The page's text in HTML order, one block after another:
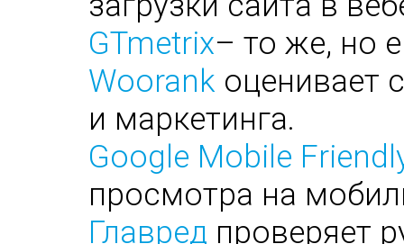
GTmetrix– то же, но
Woorank оценивает
и маркетинга.
Google Mobile
просмотра на
Главред проверяет